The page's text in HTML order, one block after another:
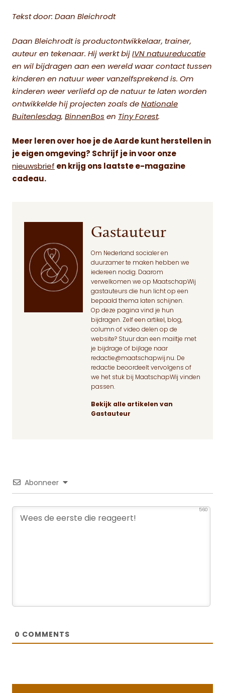
Tekst door: Daan Bleichrodt
Daan Bleichrodt is productontwikkelaar, trainer,
auteur en tekenaar. Hij werkt bij IVN natuureducatie
en wil bijdragen aan een wereld waar contact tussen
kinderen en natuur weer vanzelfsprekend is. Om
kinderen weer verliefd op de natuur te laten worden
ontwikkelde hij projecten zoals de Nationale
Buitenlesdag, BinnenBos en Tiny Forest.
Meer leren over hoe je de Aarde kunt herstellen in
je eigen omgeving? Schrijf je in voor onze
nieuwsbrief en krijg ons laatste e-magazine
cadeau.
Gastauteur
Om Nederland socialer en
duurzamer te maken hebben we
iedereen nodig. Daarom
verwelkomen we op MaatschapWij
gastauteurs die hun licht op een
bepaald thema laten schijnen.
Op deze pagina vind je hun
bijdragen. Zelf een artikel, blog,
column of video delen op de
website? Stuur dan een mailtje met
je bijdrage of bijlage naar
redactie@maatschapwij.nu. De
redactie beoordeelt vervolgens of
we het stuk bij MaatschapWij vinden
passen.
Bekijk alle artikelen van
Gastauteur
Abonneer
560
0 COMMENTS